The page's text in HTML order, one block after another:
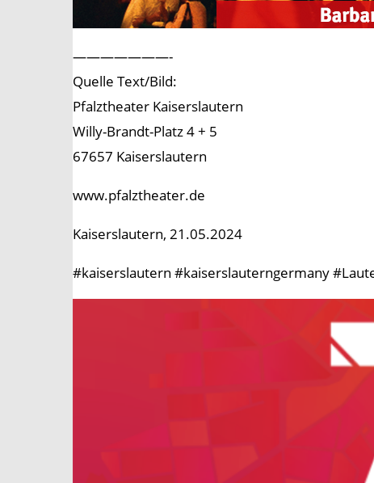
———————-
Quelle Text/Bild:
Pfalztheater Kaiserslautern
Willy-Brandt-Platz 4 + 5
67657 Kaiserslautern
www.pfalztheater.de
Kaiserslautern, 21.05.2024
#kaiserslautern #kaiserslauterngermany